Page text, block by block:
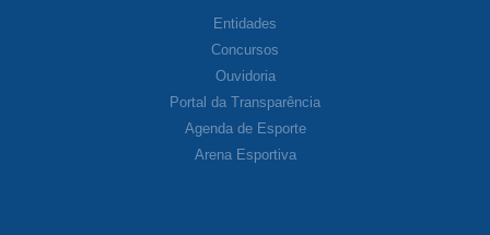
Entidades
Concursos
Ouvidoria
Portal da Transparência
Agenda de Esporte
Arena Esportiva